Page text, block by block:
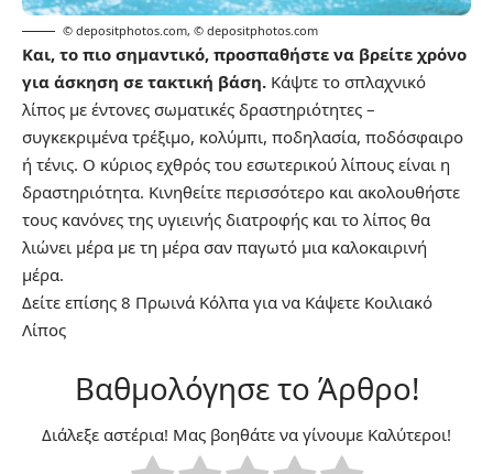
© depositphotos.com, © depositphotos.com
Και, το πιο σημαντικό, προσπαθήστε να βρείτε χρόνο
για άσκηση σε τακτική βάση. Κάψτε το σπλαχνικό
λίπος με έντονες σωματικές δραστηριότητες –
συγκεκριμένα τρέξιμο, κολύμπι, ποδηλασία, ποδόσφαιρο
ή τένις. Ο κύριος εχθρός του εσωτερικού λίπους είναι η
δραστηριότητα. Κινηθείτε περισσότερο και ακολουθήστε
τους κανόνες της υγιεινής διατροφής και το λίπος θα
λιώνει μέρα με τη μέρα σαν παγωτό μια καλοκαιρινή
μέρα.
Δείτε επίσης 8 Πρωινά Κόλπα για να Κάψετε Κοιλιακό
Λίπος
Βαθμολόγησε το Άρθρο!
Διάλεξε αστέρια! Μας βοηθάτε να γίνουμε Καλύτεροι!